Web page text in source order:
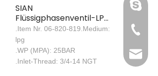
SIAN
Flüssigphasenventil-LPG
LPG
Flüssigkeitsentzugsventil
.Item Nr. 06-820-819.Medium:
lpg
.WP (MPA): 25BAR
.Inlet-Thread: 3/4-14 NGT
+86 571